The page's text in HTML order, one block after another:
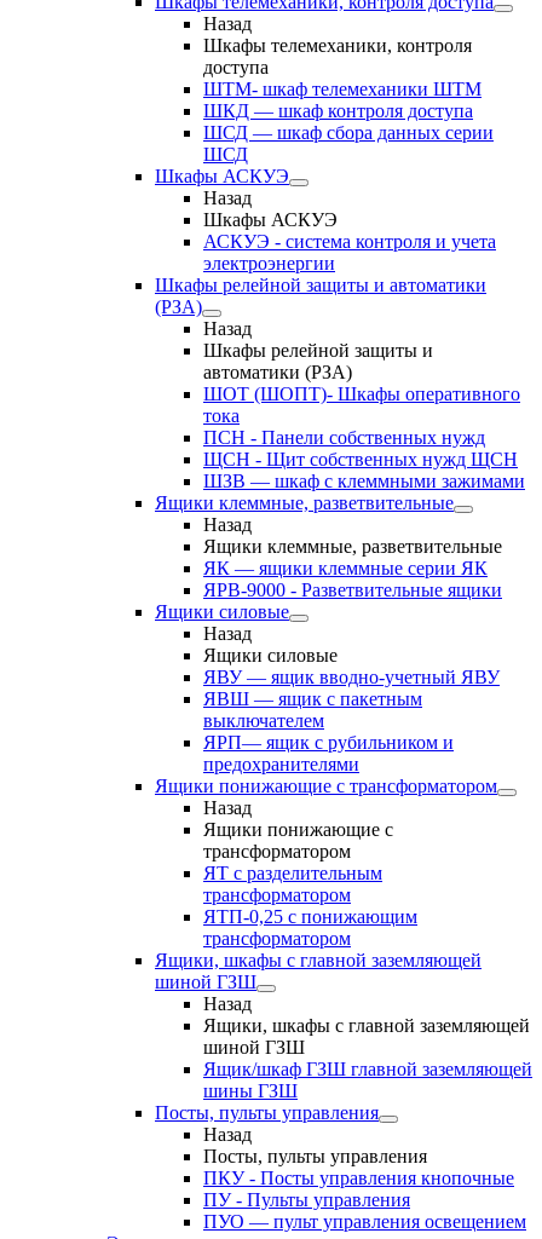
Назад
Шкафы телемеханики, контроля
доступа
ШТМ- шкаф телемеханики ШТМ
ШКД — шкаф контроля доступа
ШСД — шкаф сбора данных серии
ШСД
Шкафы АСКУЭ
Назад
Шкафы АСКУЭ
АСКУЭ - система контроля и учета
электроэнергии
Шкафы релейной защиты и автоматики
(РЗА)
Назад
Шкафы релейной защиты и
автоматики (РЗА)
ШОТ (ШОПТ)- Шкафы оперативного
тока
ПСН - Панели собственных нужд
ЩСН - Щит собственных нужд ЩСН
ШЗВ — шкаф с клеммными зажимами
Ящики клеммные, разветвительные
Назад
Ящики клеммные, разветвительные
ЯК — ящики клеммные серии ЯК
ЯРВ-9000 - Разветвительные ящики
Ящики силовые
Назад
Ящики силовые
ЯВУ — ящик вводно-учетный ЯВУ
ЯВШ — ящик с пакетным
выключателем
ЯРП— ящик с рубильником и
предохранителями
Ящики понижающие с трансформатором
Назад
Ящики понижающие с
трансформатором
ЯТ с разделительным
трансформатором
ЯТП-0,25 с понижающим
трансформатором
Ящики, шкафы с главной заземляющей
шиной ГЗШ
Назад
Ящики, шкафы с главной заземляющей
шиной ГЗШ
Ящик/шкаф ГЗШ главной заземляющей
шины ГЗШ
Посты, пульты управления
Назад
Посты, пульты управления
ПКУ - Посты управления кнопочные
ПУ - Пульты управления
ПУО — пульт управления освещением